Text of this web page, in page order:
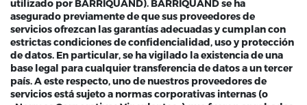
utilizado por BARRIQUAND). BARRIQUAND se ha
asegurado previamente de que sus proveedores de
servicios ofrezcan las garantías adecuadas y cumplan con
estrictas condiciones de confidencialidad, uso y protección
de datos. En particular, se ha vigilado la existencia de una
base legal para cualquier transferencia de datos a un tercer
país. A este respecto, uno de nuestros proveedores de
servicios está sujeto a normas corporativas internas (o